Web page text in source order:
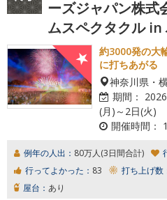
ーズジャパン株式
ムスペクタクル in
約3000発の大
に打ちあがる
神奈川県・
期間：
(月)～2日(火)
開催時間：
例年の人出： 80万人(3日間合計)
行ってよかった： 83 打ち上げ数
屋台： あり